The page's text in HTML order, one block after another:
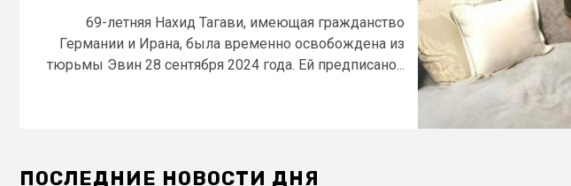
69-летняя Нахид Тагави, имеющая гражданство
Германии и Ирана, была временно освобождена из
тюрьмы Эвин 28 сентября 2024 года. Ей предписано...
ПОСЛЕДНИЕ НОВОСТИ ДНЯ